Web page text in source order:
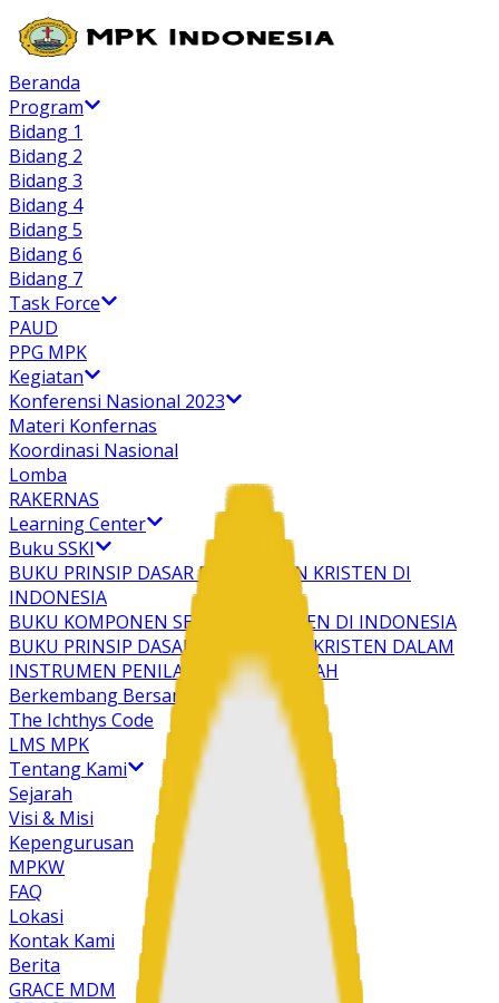
Beranda
Program
Bidang 1
Bidang 2
Bidang 3
Bidang 4
Bidang 5
Bidang 6
Bidang 7
Task Force
PAUD
PPG MPK
Kegiatan
Konferensi Nasional 2023
Materi Konfernas
Koordinasi Nasional
Lomba
RAKERNAS
Learning Center
Buku SSKI
BUKU PRINSIP DASAR PENDIDIKAN KRISTEN DI
INDONESIA
BUKU KOMPONEN SEKOLAH KRISTEN DI INDONESIA
BUKU PRINSIP DASAR PENDIDIKAN KRISTEN DALAM
INSTRUMEN PENILAIAN DIRI SEKOLAH
Berkembang Bersama
The Ichthys Code
LMS MPK
Tentang Kami
Sejarah
Visi & Misi
Kepengurusan
MPKW
FAQ
Lokasi
Kontak Kami
Berita
GRACE MDM